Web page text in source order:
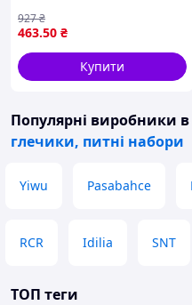
використання з якісного
скла для приготування
натуральних напоїв
463.50 ₴
927₴
Купити
Популярні виробники
глечики, питні набори
Yiwu Pasabahce
RCR Idilia SNT
ТОП теги